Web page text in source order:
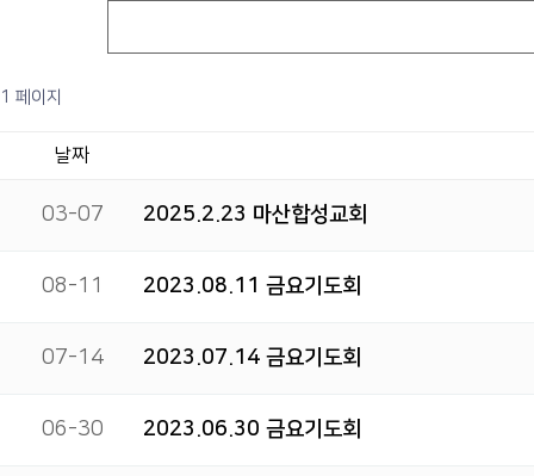
1 페이지
날짜
03-07 2025.2.23 마산합성교회
08-11 2023.08.11 금요기도회
07-14 2023.07.14 금요기도회
06-30 2023.06.30 금요기도회